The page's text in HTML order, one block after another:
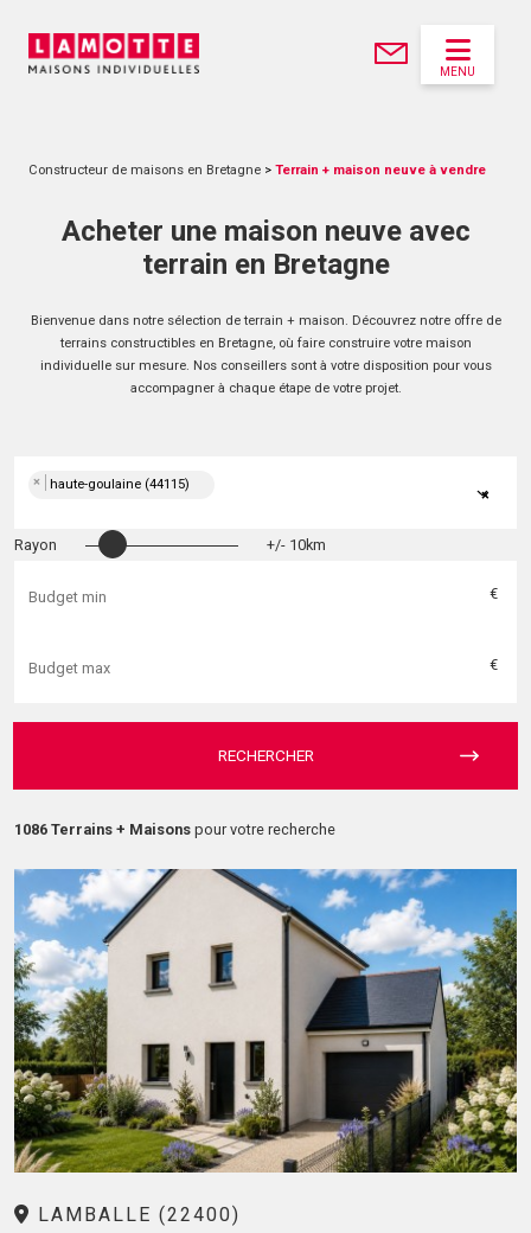
MENU
Constructeur de maisons en Bretagne > Terrain + maison neuve à vendre
Acheter une maison neuve avec
terrain en Bretagne
Bienvenue dans notre sélection de terrain + maison. Découvrez notre offre de
terrains constructibles en Bretagne, où faire construire votre maison
individuelle sur mesure. Nos conseillers sont à votre disposition pour vous
accompagner à chaque étape de votre projet.
×
× haute-goulaine (44115)
Rayon +/- 10km
€
€
RECHERCHER
1086 Terrains + Maisons pour votre recherche
LAMBALLE (22400)